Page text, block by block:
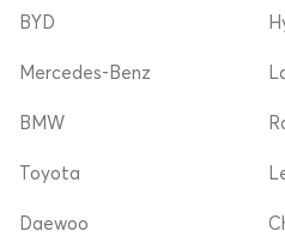
BYD
Mercedes-Benz
BMW
Toyota
Daewoo